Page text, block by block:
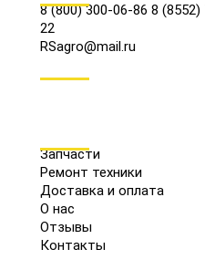
8 (800) 300-06-86 8 (8552)
22
RSagro@mail.ru
Запчасти
Ремонт техники
Доставка и оплата
О нас
Отзывы
Контакты